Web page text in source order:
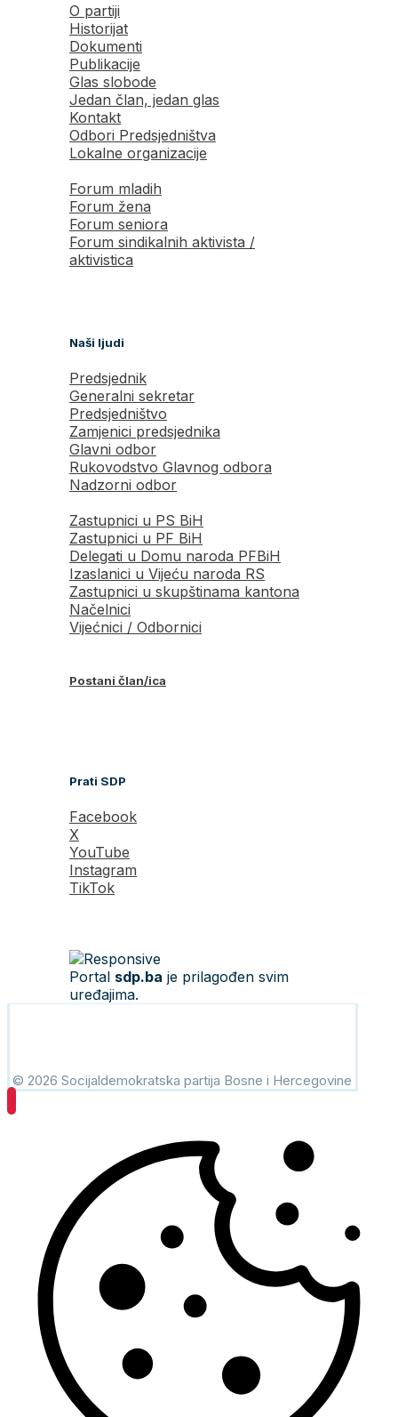
O partiji
Historijat
Dokumenti
Publikacije
Glas slobode
Jedan član, jedan glas
Kontakt
Odbori Predsjedništva
Lokalne organizacije
Forum mladih
Forum žena
Forum seniora
Forum sindikalnih aktivista /
aktivistica
Naši ljudi
Predsjednik
Generalni sekretar
Predsjedništvo
Zamjenici predsjednika
Glavni odbor
Rukovodstvo Glavnog odbora
Nadzorni odbor
Zastupnici u PS BiH
Zastupnici u PF BiH
Delegati u Domu naroda PFBiH
Izaslanici u Vijeću naroda RS
Zastupnici u skupštinama kantona
Načelnici
Vijećnici / Odbornici
Postani član/ica
Prati SDP
Facebook
X
YouTube
Instagram
TikTok
Portal sdp.ba je prilagođen svim
uređajima.
© 2026 Socijaldemokratska partija Bosne i Hercegovine